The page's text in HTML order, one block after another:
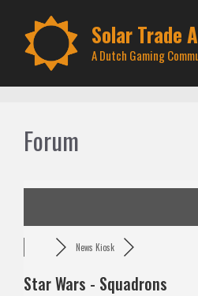
content
Solar Trade
A Dutch Gaming
Forum
News Kiosk
Star Wars - Squadrons